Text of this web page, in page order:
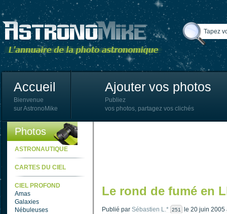
Accueil
Bienvenue
sur AstronoMike
Ajouter vos photos
Publiez
vos photos, partagez vos clichés
Photos
ASTRONAUTIQUE
CARTES DU CIEL
CIEL PROFOND
Amas
Galaxies
Nébuleuses
Le rond de fumé en
Publié par Sébastien L.* 251 le 20 juin 2005